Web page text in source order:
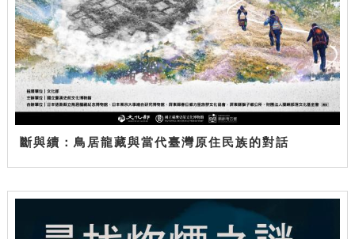
斷與續：鳥居龍藏與當代臺灣原住民族的對話